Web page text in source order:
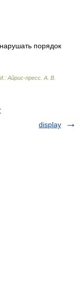
порядок
Айрис-пресс А. В.
display